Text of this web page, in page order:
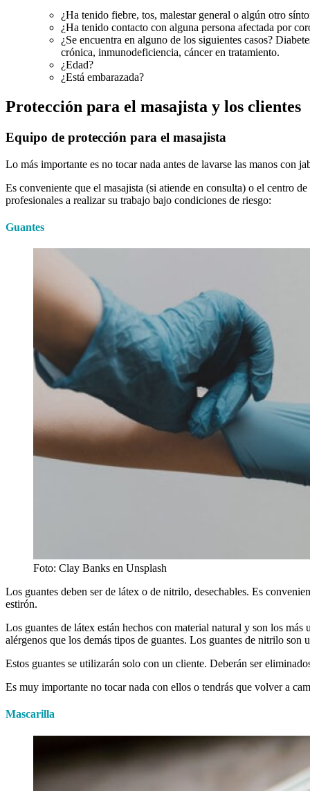
¿Ha tenido fiebre, tos, malestar general o algún otro
¿Ha tenido contacto con alguna persona afectada por
¿Se encuentra en alguno de los siguientes casos?
crónica, inmunodeficiencia, cáncer en tratamiento.
¿Edad?
¿Está embarazada?
Protección para el masajista y los clientes
Equipo de protección para el masajista
Lo más importante es no tocar nada antes de lavarse las manos con
Es conveniente que el masajista (si atiende en consulta) o el centro
profesionales a realizar su trabajo bajo condiciones de riesgo:
Guantes
Foto: Clay Banks en Unsplash
Los guantes deben ser de látex o de nitrilo, desechables. Es
estirón.
Los guantes de látex están hechos con material natural y son los
alérgenos que los demás tipos de guantes. Los guantes de nitrilo son
Estos guantes se utilizarán solo con un cliente. Deberán ser
Es muy importante no tocar nada con ellos o tendrás que volver a
Mascarilla